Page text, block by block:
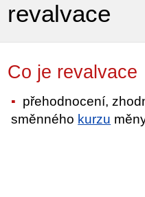
revalvace
Co je
přehodnocení,
směnného kurzu